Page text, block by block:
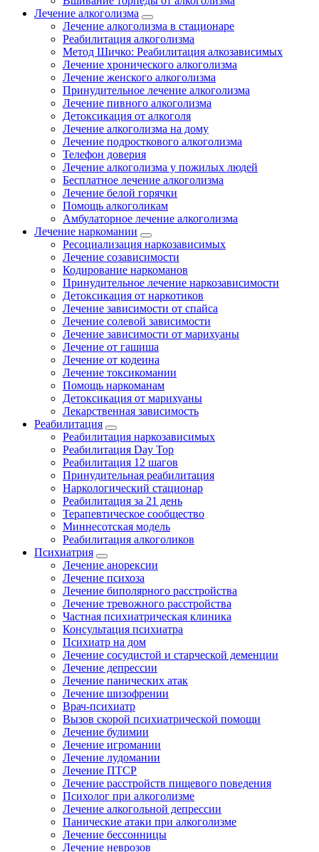
Лечение алкоголизма
Лечение алкоголизма в стационаре
Реабилитация алкоголизма
Метод Шичко: Реабилитация алкозависимых
Лечение хронического алкоголизма
Лечение женского алкоголизма
Принудительное лечение алкоголизма
Лечение пивного алкоголизма
Детоксикация от алкоголя
Лечение алкоголизма на дому
Лечение подросткового алкоголизма
Телефон доверия
Лечение алкоголизма у пожилых людей
Бесплатное лечение алкоголизма
Лечение белой горячки
Помощь алкоголикам
Амбулаторное лечение алкоголизма
Лечение наркомании
Ресоциализация наркозависимых
Лечение созависимости
Кодирование наркоманов
Принудительное лечение наркозависимости
Детоксикация от наркотиков
Лечение зависимости от спайса
Лечение солевой зависимости
Лечение зависимости от марихуаны
Лечение от гашиша
Лечение от кодеина
Лечение токсикомании
Помощь наркоманам
Детоксикация от марихуаны
Лекарственная зависимость
Реабилитация
Реабилитация наркозависимых
Реабилитация Day Top
Реабилитация 12 шагов
Принудительная реабилитация
Наркологический стационар
Реабилитация за 21 день
Терапевтическое сообщество
Миннесотская модель
Реабилитация алкоголиков
Психиатрия
Лечение анорексии
Лечение психоза
Лечение биполярного расстройства
Лечение тревожного расстройства
Частная психиатрическая клиника
Консультация психиатра
Психиатр на дом
Лечение сосудистой и старческой деменции
Лечение депрессии
Лечение панических атак
Лечение шизофрении
Врач-психиатр
Вызов скорой психиатрической помощи
Лечение булимии
Лечение игромании
Лечение лудомании
Лечение ПТСР
Лечение расстройств пищевого поведения
Психолог при алкоголизме
Лечение алкогольной депрессии
Панические атаки при алкоголизме
Лечение бессонницы
Лечение неврозов